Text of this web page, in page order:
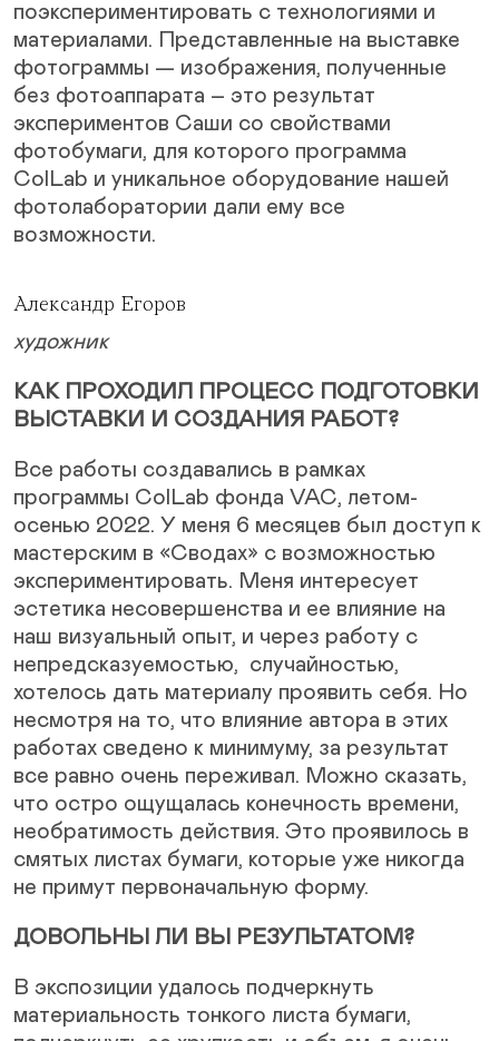
поэкспериментировать с технологиями и
материалами. Представленные на выставке
фотограммы — изображения, полученные
без фотоаппарата – это результат
экспериментов Саши со свойствами
фотобумаги, для которого программа
ColLab и уникальное оборудование нашей
фотолаборатории дали ему все
возможности.
Александр Егоров
художник
КАК ПРОХОДИЛ ПРОЦЕСС ПОДГОТОВКИ
ВЫСТАВКИ И СОЗДАНИЯ РАБОТ?
Все работы создавались в рамках
программы ColLab фонда VAC, летом-
осенью 2022. У меня 6 месяцев был доступ к
мастерским в «Сводах» с возможностью
экспериментировать. Меня интересует
эстетика несовершенства и ее влияние на
наш визуальный опыт, и через работу с
непредсказуемостью, случайностью,
хотелось дать материалу проявить себя. Но
несмотря на то, что влияние автора в этих
работах сведено к минимуму, за результат
все равно очень переживал. Можно сказать,
что остро ощущалась конечность времени,
необратимость действия. Это проявилось в
смятых листах бумаги, которые уже никогда
не примут первоначальную форму.
ДОВОЛЬНЫ ЛИ ВЫ РЕЗУЛЬТАТОМ?
В экспозиции удалось подчеркнуть
материальность тонкого листа бумаги,